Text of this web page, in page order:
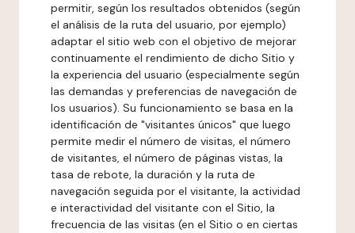
permitir, según los resultados obtenidos (según
el análisis de la ruta del usuario, por ejemplo)
adaptar el sitio web con el objetivo de mejorar
continuamente el rendimiento de dicho Sitio y
la experiencia del usuario (especialmente según
las demandas y preferencias de navegación de
los usuarios). Su funcionamiento se basa en la
identificación de "visitantes únicos" que luego
permite medir el número de visitas, el número
de visitantes, el número de páginas vistas, la
tasa de rebote, la duración y la ruta de
navegación seguida por el visitante, la actividad
e interactividad del visitante con el Sitio, la
frecuencia de las visitas (en el Sitio o en ciertas